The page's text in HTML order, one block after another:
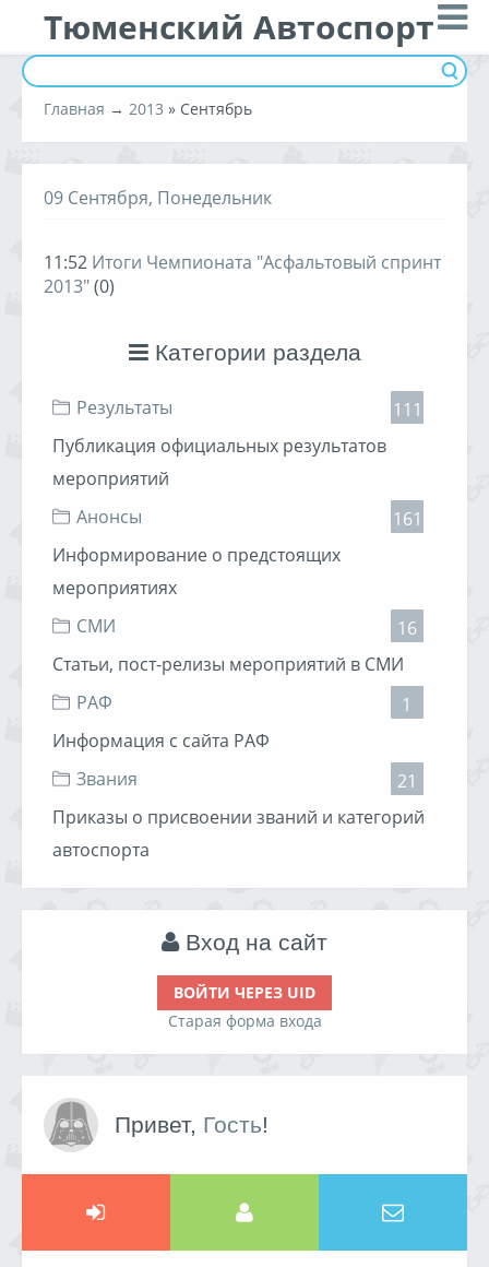
Тюменский Автоспорт
Категории раздела
Результаты
111
Публикация официальных результатов
мероприятий
Анонсы
161
Информирование о предстоящих
мероприятиях
СМИ
16
Статьи, пост-релизы мероприятий в СМИ
РАФ
1
Информация с сайта РАФ
Звания
21
Приказы о присвоении званий и категорий
автоспорта
Вход на сайт
ВОЙТИ ЧЕРЕЗ UID
Старая форма входа
Привет, Гость!
Главная → 2013 » Сентябрь
09 Сентября, Понедельник
11:52 Итоги Чемпионата "Асфальтовый спринт
2013"(0)